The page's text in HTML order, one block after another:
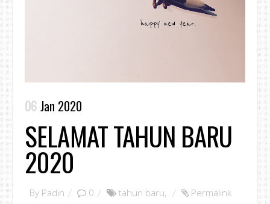
06 Jan 2020
SELAMAT TAHUN BARU
2020
By Padin 0 tahun baru, Permalink